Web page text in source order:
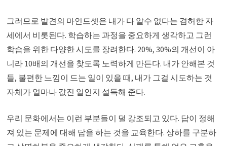
그러므로 발견의 마인드셋은 내가 다 알수 없다는 겸허한 자
세에서 비롯된다. 학습하는 과정을 중요하게 생각하고 그런
학습을 위한 다양한 시도를 장려한다. 20%, 30%의 개선이 아
니라 10배의 개선을 찾도록 노력하게 만든다. 내가 안해본 것
들, 불편한 느낌이 드는 일이 있을 때, 내가 그걸 시도하는 것
자체가 얼마나 값진 일인지 설득해 준다.
우리 문화에서는 이런 부분들이 덜 강조되고 있다. 답이 정해
져 있는 문제에 대해 답을 하는 것을 교육한다. 상하를 구분하